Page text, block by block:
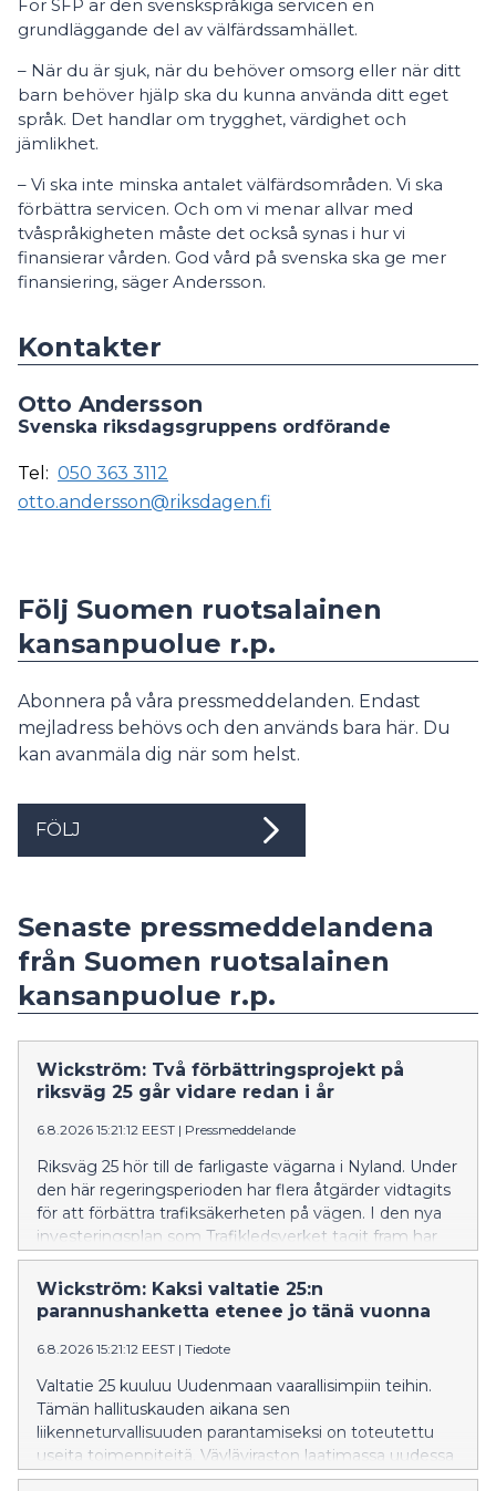
För SFP är den svenskspråkiga servicen en
grundläggande del av välfärdssamhället.
– När du är sjuk, när du behöver omsorg eller när ditt
barn behöver hjälp ska du kunna använda ditt eget
språk. Det handlar om trygghet, värdighet och
jämlikhet.
– Vi ska inte minska antalet välfärdsområden. Vi ska
förbättra servicen. Och om vi menar allvar med
tvåspråkigheten måste det också synas i hur vi
finansierar vården. God vård på svenska ska ge mer
finansiering, säger Andersson.
Kontakter
Otto Andersson
Svenska riksdagsgruppens ordförande
Tel: 050 363 3112
otto.andersson@riksdagen.fi
Följ Suomen ruotsalainen
kansanpuolue r.p.
Abonnera på våra pressmeddelanden. Endast
mejladress behövs och den används bara här. Du
kan avanmäla dig när som helst.
FÖLJ
Senaste pressmeddelandena
från Suomen ruotsalainen
kansanpuolue r.p.
Wickström: Två förbättringsprojekt på
riksväg 25 går vidare redan i år
6.8.2026 15:21:12 EEST | Pressmeddelande
Riksväg 25 hör till de farligaste vägarna i Nyland. Under
den här regeringsperioden har flera åtgärder vidtagits
för att förbättra trafiksäkerheten på vägen. I den nya
investeringsplan som Trafikledsverket tagit fram har
åtgärder längs riksväg 25 prioriterats.
Wickström: Kaksi valtatie 25:n
parannushanketta etenee jo tänä vuonna
6.8.2026 15:21:12 EEST | Tiedote
Valtatie 25 kuuluu Uudenmaan vaarallisimpiin teihin.
Tämän hallituskauden aikana sen
liikenneturvallisuuden parantamiseksi on toteutettu
useita toimenpiteitä. Väyläviraston laatimassa uudessa
investointiohjelmassa valtatie 25:n kehittämistoimet